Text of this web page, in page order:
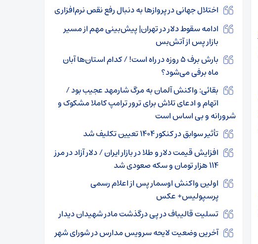
اختلال جهانی در پروازها به دنبال رفع نقص نرم‌افزاری
ادامه سقوط دلار در تهران| پیش‌بینی مهم از مسیر
بازار پس از آتش‌بس
بارش برف ۵ روزه در راه است! / کدام استان‌ها آبان
ماه برفی می‌شود؟
بقائی: واکنش آلمان به مرگ شارمهد عجیب بود /
اتهام و ادعای تلاش برای ترور ترامپ کاملا مشکوک و
شرورانه و بی اساس است
تأثیر سوابق در کنکور ۱۴۰۴ تعیین تکلیف شد
افزایش قیمت دلار و طلا در بازار ایران / دلار آزاد در مرز
۱۱۴ هزار تومان و سکه صعودی شد
اولین واکنش اوسمار پس از اعلام رسمی
پرسپولیس+ عکس
تسلیت قالیباف در پی درگذشت مادر شهیدان دیدار
آخرین وضعیت لایحه سرویس مدارس در شورای شهر